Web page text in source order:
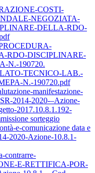
COSTI-
NEGOZIATA-
DELLA-RDO-
RDO-DISCIPLINARE-
N.-190720.
TECNICO-LAB.-
N.-190720.pdf
manifestazione-
2014-2020-–Azione-
2017.10.8.1.192-
sorteggio
e-comunicazione data e
2020-Azione-10.8.1-
contrarre-
E-RETTIFICA-POR-